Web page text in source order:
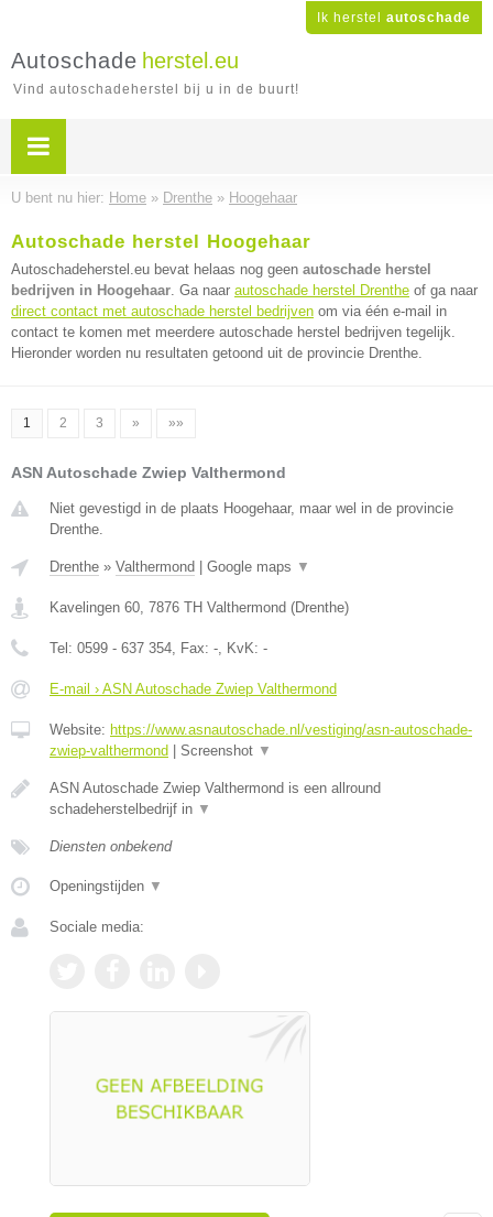
Ik herstel autoschade
Autoschade herstel.eu
Vind autoschadeherstel bij u in de buurt!
U bent nu hier: Home » Drenthe » Hoogehaar
Autoschade herstel Hoogehaar
Autoschadeherstel.eu bevat helaas nog geen autoschade herstel
bedrijven in Hoogehaar. Ga naar autoschade herstel Drenthe of ga naar
direct contact met autoschade herstel bedrijven om via één e-mail in
contact te komen met meerdere autoschade herstel bedrijven tegelijk.
Hieronder worden nu resultaten getoond uit de provincie Drenthe.
1 2 3 » »»
ASN Autoschade Zwiep Valthermond
Niet gevestigd in de plaats Hoogehaar, maar wel in de provincie
Drenthe.
Drenthe » Valthermond Google maps ▼
Kavelingen 60, 7876 TH Valthermond (Drenthe)
Tel: 0599 - 637 354, Fax: -, KvK: -
E-mail › ASN Autoschade Zwiep Valthermond
Website: https://www.asnautoschade.nl/vestiging/asn-autoschade-
zwiep-valthermond
Screenshot ▼
ASN Autoschade Zwiep Valthermond is een allround
schadeherstelbedrijf in ▼
Diensten onbekend
Openingstijden ▼
Sociale media: